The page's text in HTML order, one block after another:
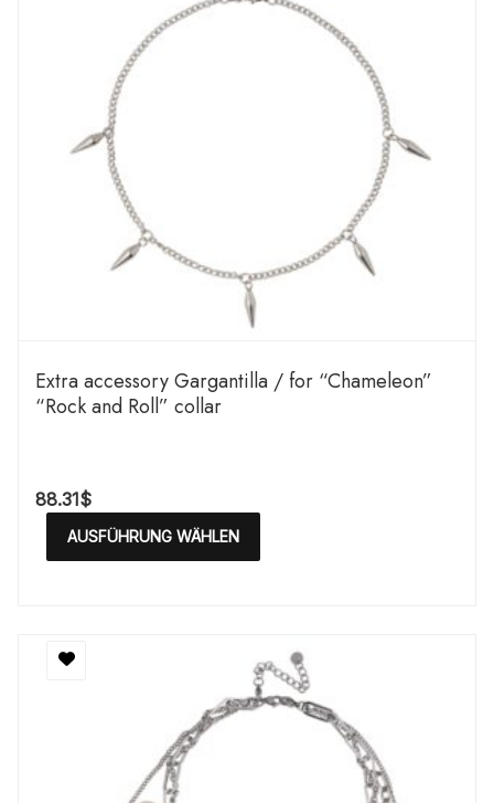
Extra accessory Gargantilla / for “Chameleon”
“Rock and Roll” collar
88.31$
AUSFÜHRUNG WÄHLEN